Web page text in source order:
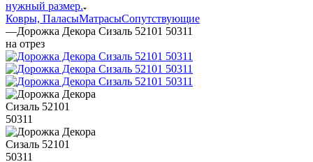
нужный размер.
Ковры, ПаласыМатрасыСопутствующие
—Дорожка Декора Сизаль 52101 50311
на отрез